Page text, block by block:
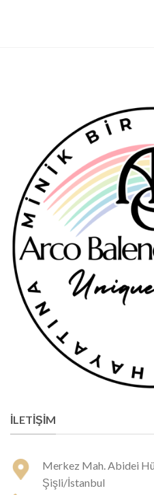
İLETIŞIM
Merkez Mah. Abidei
Şişli/İstanbul